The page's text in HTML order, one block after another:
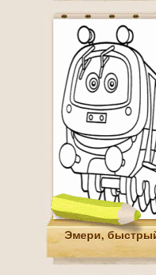
Эмери, быстрый